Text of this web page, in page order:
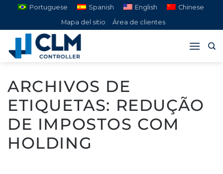
Saltar
contenido
Portuguese Spanish English
Chinese
Mapa del sitio
Área de clientes
ARCHIVOS DE
ETIQUETAS: REDUÇÃO
DE IMPOSTOS COM
HOLDING